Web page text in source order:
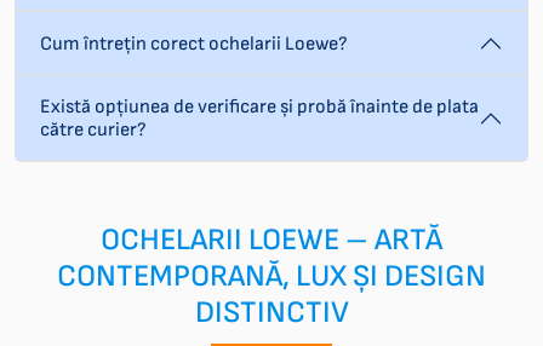
Cum întrețin corect ochelarii Loewe?
Există opțiunea de verificare și probă înainte de plata
către curier?
OCHELARII LOEWE – ARTĂ
CONTEMPORANĂ, LUX ȘI DESIGN
DISTINCTIV